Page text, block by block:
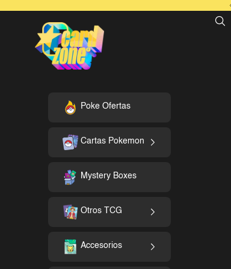
CardZone
Poke Ofertas
Cartas Pokemon
Mystery Boxes
Otros TCG
Accesorios